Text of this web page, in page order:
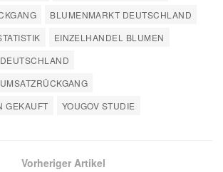
BLUMENMARKT DEUTSCHLAND
EINZELHANDEL BLUMEN
GEKAUFT
YOUGOV STUDIE
Vorheriger Artikel